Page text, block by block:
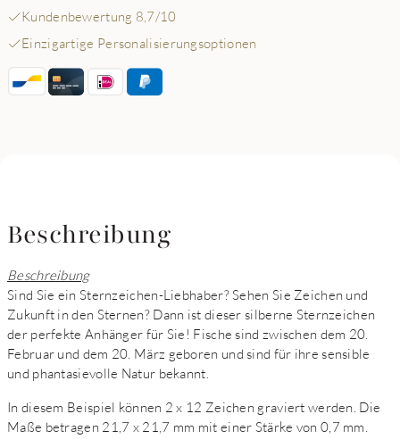
Kundenbewertung 8,7/10
Einzigartige Personalisierungsoptionen
Beschreibung
Beschreibung
Sind Sie ein Sternzeichen-Liebhaber? Sehen Sie Zeichen und
Zukunft in den Sternen? Dann ist dieser silberne Sternzeichen
der perfekte Anhänger für Sie! Fische sind zwischen dem 20.
Februar und dem 20. März geboren und sind für ihre sensible
und phantasievolle Natur bekannt.
In diesem Beispiel können 2 x 12 Zeichen graviert werden. Die
Maße betragen 21,7 x 21,7 mm mit einer Stärke von 0,7 mm.